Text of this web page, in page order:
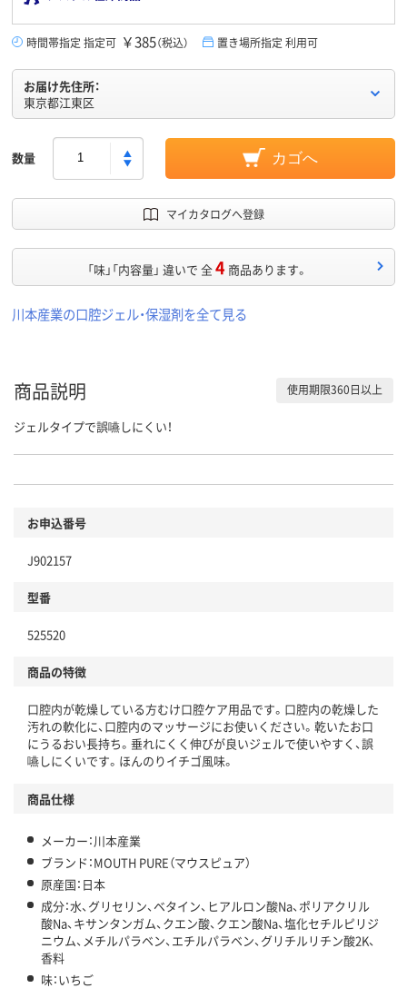
時間帯指定 指定可 ￥385（税込） 置き場所指定 利用可
お届け先住所：
東京都江東区
数量 カゴへ
マイカタログへ登録
「味」「内容量」 違いで 全4 商品あります。
川本産業の口腔ジェル・保湿剤を全て見る
商品説明 使用期限360日以上
ジェルタイプで誤嚥しにくい！
お申込番号
J902157
型番
525520
商品の特徴
口腔内が乾燥している方むけ口腔ケア用品です。口腔内の乾燥した
汚れの軟化に、口腔内のマッサージにお使いください。乾いたお口
にうるおい長持ち。垂れにくく伸びが良いジェルで使いやすく、誤
嚥しにくいです。ほんのりイチゴ風味。
商品仕様
メーカー：川本産業
ブランド：MOUTH PURE（マウスピュア）
原産国：日本
成分：水、グリセリン、ベタイン、ヒアルロン酸Na、ポリアクリル
酸Na、キサンタンガム、クエン酸、クエン酸Na、塩化セチルピリジ
ニウム、メチルパラベン、エチルパラベン、グリチルリチン酸2K、
香料
味：いちご